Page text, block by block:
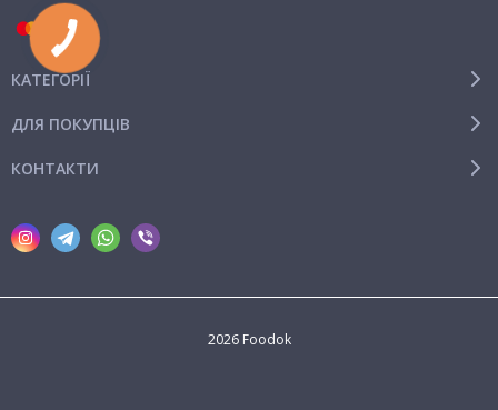
КАТЕГОРІЇ
ДЛЯ ПОКУПЦІВ
КОНТАКТИ
2026 Foodok